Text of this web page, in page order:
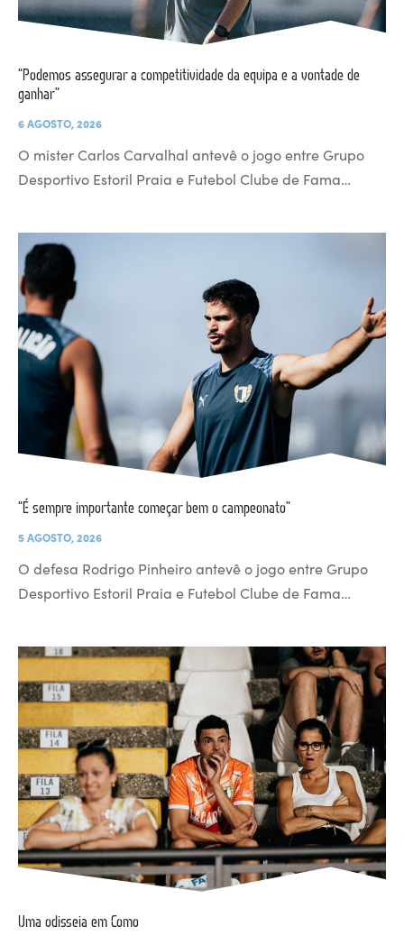
“Podemos assegurar a competitividade da equipa e a vontade de
ganhar”
6 AGOSTO, 2026
O mister Carlos Carvalhal antevê o jogo entre Grupo
Desportivo Estoril Praia e Futebol Clube de Fama…
“É sempre importante começar bem o campeonato”
5 AGOSTO, 2026
O defesa Rodrigo Pinheiro antevê o jogo entre Grupo
Desportivo Estoril Praia e Futebol Clube de Fama…
Uma odisseia em Como